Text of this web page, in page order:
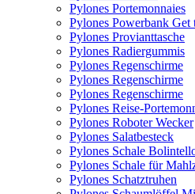
Pylones Portemonnaies
Pylones Powerbank Get
Pylones Provianttasche
Pylones Radiergummis
Pylones Regenschirme
Pylones Regenschirme
Pylones Regenschirme
Pylones Reise-
Pylones Roboter Wecker
Pylones Salatbesteck
Pylones Schale
Pylones Schale für
Pylones Schatztruhen